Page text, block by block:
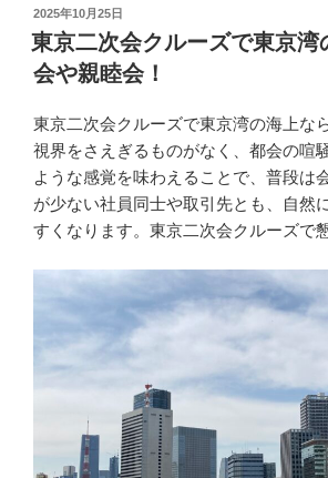
投
稿
日:
2025年10月25日
東京二次会クルーズで東京湾
会や親睦会！
東京二次会クルーズで東京湾の海上な
視界をさえぎるものがなく、都会の喧
ような感覚を味わえることで、普段は
が少ない社員同士や取引先とも、自然
すくなります。東京二次会クルーズで